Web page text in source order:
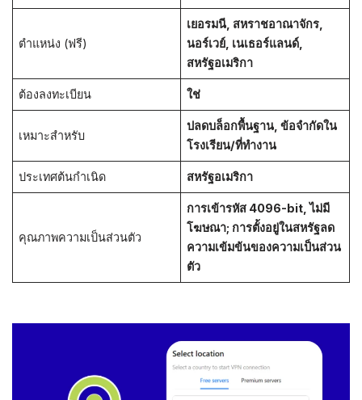
ตำแหน่ง (ฟรี)
เยอรมนี, สหราชอาณาจักร,
นอร์เวย์, เนเธอร์แลนด์,
สหรัฐอเมริกา
ต้องลงทะเบียน ใช่
เหมาะสำหรับ
ปลดบล็อกพื้นฐาน, ข้อจำกัดใน
โรงเรียน/ที่ทำงาน
ประเทศต้นกำเนิด สหรัฐอเมริกา
คุณภาพความเป็นส่วนตัว
การเข้ารหัส 4096-bit, ไม่มี
โฆษณา; การตั้งอยู่ในสหรัฐลด
ความเข้มข้นของความเป็นส่วน
ตัว